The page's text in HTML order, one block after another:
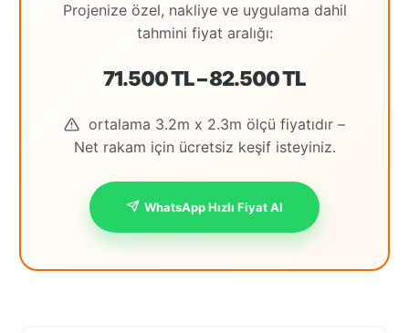
Projenize özel, nakliye ve uygulama dahil
tahmini fiyat aralığı:
71.500 TL – 82.500 TL
ortalama 3.2m x 2.3m ölçü fiyatıdır –
Net rakam için ücretsiz keşif isteyiniz.
WhatsApp Hızlı Fiyat Al
Anadolu
İstanbul
Avrupa
Kırklareli
Kocaeli